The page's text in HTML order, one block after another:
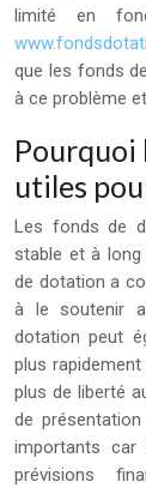
limité en
que les fonds
à ce problème
Pourquoi
utiles
Les fonds de
stable et à
de dotation a
à le soutenir
dotation peut
plus
plus de liberté
de
importants car
prévisions